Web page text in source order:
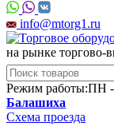
info@mtorg1.ru
на рынке торгово-
Режим работы:ПН -
Балашиха
Схема проезда